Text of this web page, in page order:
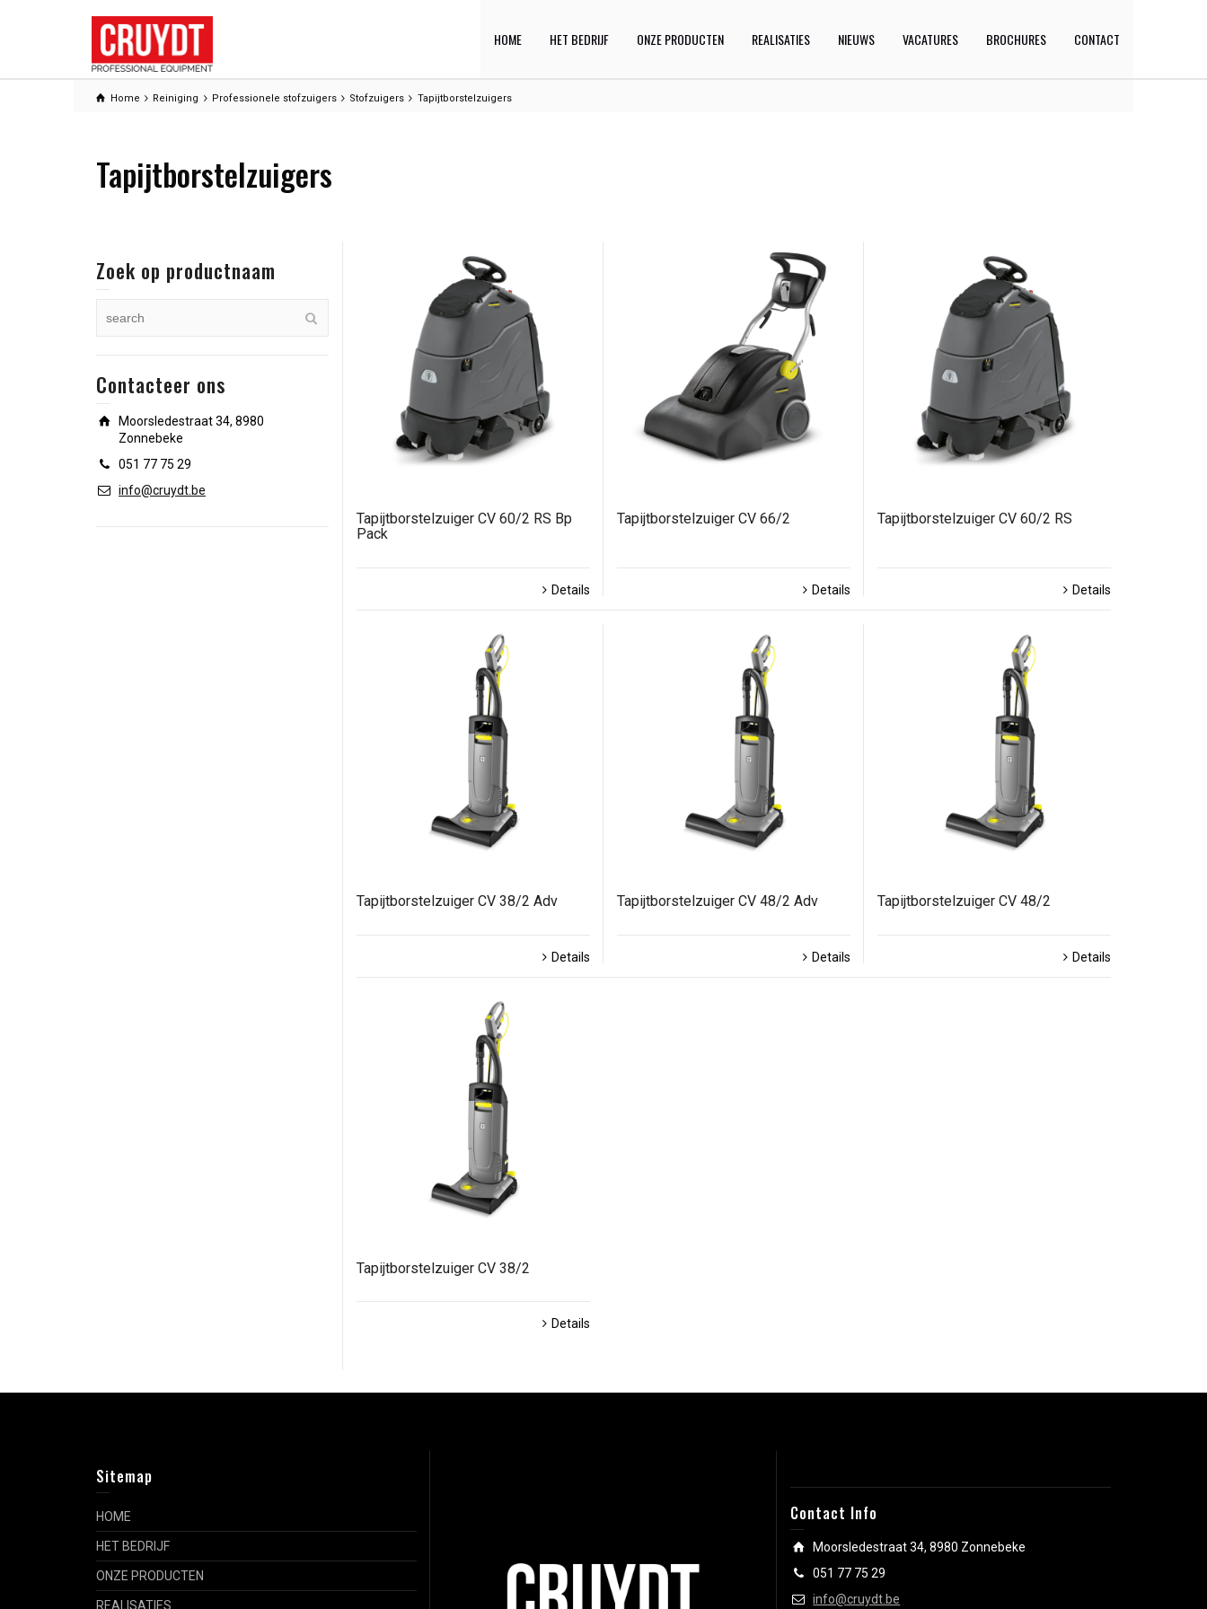
HOME HET BEDRIJF ONZE PRODUCTEN REALISATIES NIEUWS VACATURES BROCHURES CONTACT
Home Reiniging Professionele stofzuigers Stofzuigers Tapijtborstelzuigers
Tapijtborstelzuigers
Tapijtborstelzuiger CV 60/2 RS Bp
Pack
Details
Tapijtborstelzuiger CV 66/2
Details
Tapijtborstelzuiger CV 60/2 RS
Details
Tapijtborstelzuiger CV 38/2 Adv
Details
Tapijtborstelzuiger CV 48/2 Adv
Details
Tapijtborstelzuiger CV 48/2
Details
Tapijtborstelzuiger CV 38/2
Details
Zoek op productnaam
Contacteer ons
Moorsledestraat 34, 8980
Zonnebeke
051 77 75 29
info@cruydt.be
Sitemap
HOME
HET BEDRIJF
ONZE PRODUCTEN
REALISATIES
Contact Info
Moorsledestraat 34, 8980 Zonnebeke
051 77 75 29
info@cruydt.be